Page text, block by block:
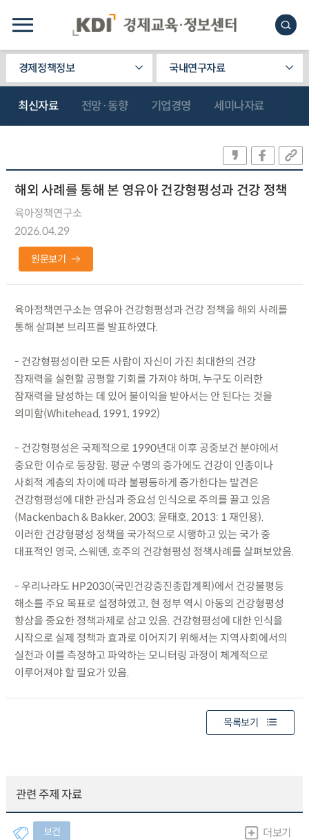
경제정책정보 국내연구자료
최신자료 전망·동향 기업경영 세미나자료
해외 사례를 통해 본 영유아 건강형평성과 건강 정책
육아정책연구소
2026.04.29
원문보기
육아정책연구소는 영유아 건강형평성과 건강 정책을 해외 사례를
통해 살펴본 브리프를 발표하였다.
- 건강형평성이란 모든 사람이 자신이 가진 최대한의 건강
잠재력을 실현할 공평할 기회를 가져야 하며, 누구도 이러한
잠재력을 달성하는 데 있어 불이익을 받아서는 안 된다는 것을
의미함(Whitehead, 1991, 1992)
- 건강형평성은 국제적으로 1990년대 이후 공중보건 분야에서
중요한 이슈로 등장함. 평균 수명의 증가에도 건강이 인종이나
사회적 계층의 차이에 따라 불평등하게 증가한다는 발견은
건강형평성에 대한 관심과 중요성 인식으로 주의를 끌고 있음
(Mackenbach & Bakker, 2003; 윤태호, 2013: 1 재인용).
이러한 건강형평성 정책을 국가적으로 시행하고 있는 국가 중
대표적인 영국, 스웨덴, 호주의 건강형평성 정책사례를 살펴보았음.
- 우리나라도 HP2030(국민건강증진종합계획)에서 건강불평등
해소를 주요 목표로 설정하였고, 현 정부 역시 아동의 건강형평성
향상을 중요한 정책과제로 삼고 있음. 건강형평성에 대한 인식을
시작으로 실제 정책과 효과로 이어지기 위해서는 지역사회에서의
실천과 이를 측정하고 파악하는 모니터링 과정이 체계적으로
이루어져야 할 필요가 있음.
목록보기
관련 주제 자료
보건 더보기